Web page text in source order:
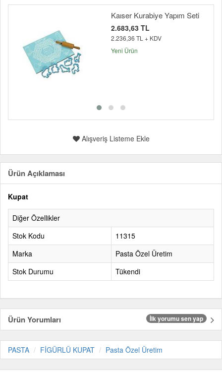
Kaıser Kurabiye Yapım Seti
2.683,63 TL
2.236,36 TL + KDV
Yeni Ürün
Alışveriş Listeme Ekle
Ürün Açıklaması
Kupat
Diğer Özellikler
Stok Kodu
11315
Marka
Pasta Özel Üretim
Stok Durumu
Tükendi
Ürün Yorumları İlk yorumu sen yap
PASTA FİGÜRLÜ KUPAT Pasta Özel Üretim